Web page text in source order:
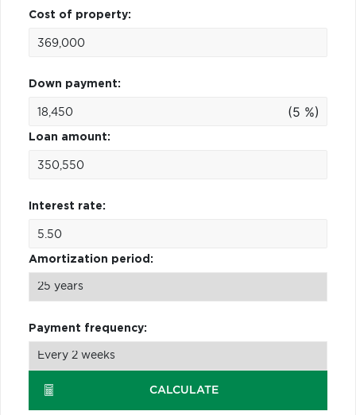
Cost of property:
Down payment:
(5 %)
Loan amount:
Interest rate:
Amortization period:
Payment frequency:
CALCULATE